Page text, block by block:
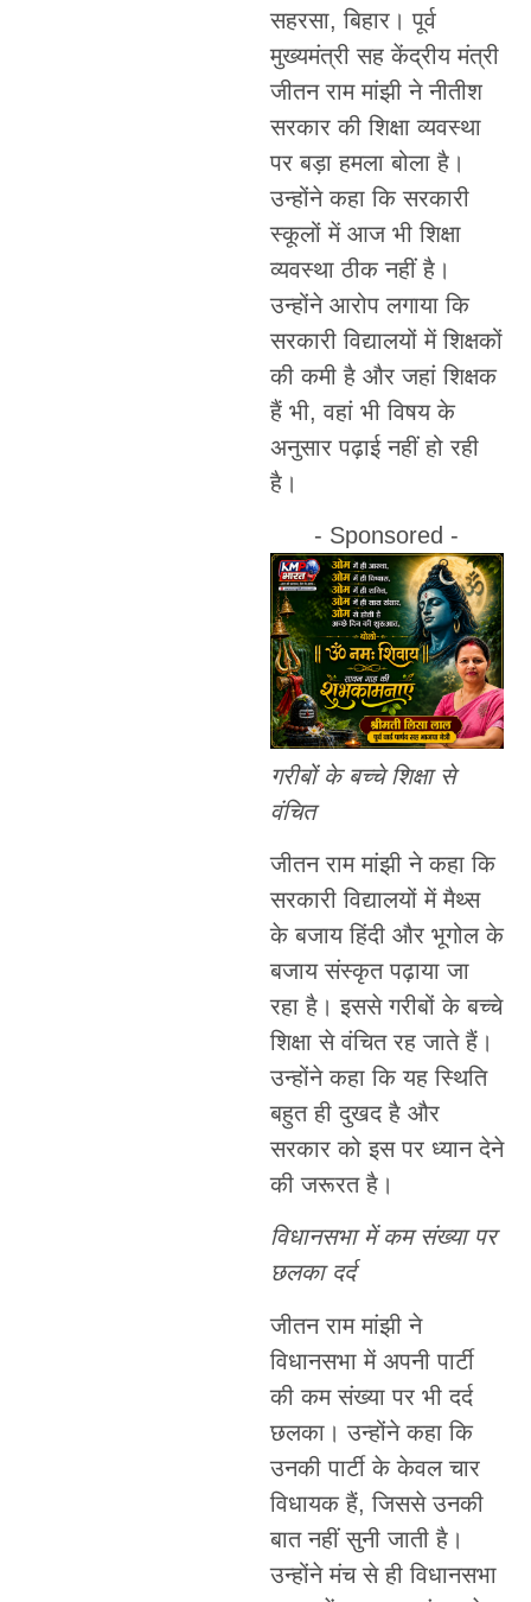
सहरसा, बिहार। पूर्व
मुख्यमंत्री सह केंद्रीय मंत्री
जीतन राम मांझी ने नीतीश
सरकार की शिक्षा व्यवस्था
पर बड़ा हमला बोला है।
उन्होंने कहा कि सरकारी
स्कूलों में आज भी शिक्षा
व्यवस्था ठीक नहीं है।
उन्होंने आरोप लगाया कि
सरकारी विद्यालयों में शिक्षकों
की कमी है और जहां शिक्षक
हैं भी, वहां भी विषय के
अनुसार पढ़ाई नहीं हो रही
है।
- Sponsored -
गरीबों के बच्चे शिक्षा से
वंचित
जीतन राम मांझी ने कहा कि
सरकारी विद्यालयों में मैथ्स
के बजाय हिंदी और भूगोल के
बजाय संस्कृत पढ़ाया जा
रहा है। इससे गरीबों के बच्चे
शिक्षा से वंचित रह जाते हैं।
उन्होंने कहा कि यह स्थिति
बहुत ही दुखद है और
सरकार को इस पर ध्यान देने
की जरूरत है।
विधानसभा में कम संख्या पर
छलका दर्द
जीतन राम मांझी ने
विधानसभा में अपनी पार्टी
की कम संख्या पर भी दर्द
छलका। उन्होंने कहा कि
उनकी पार्टी के केवल चार
विधायक हैं, जिससे उनकी
बात नहीं सुनी जाती है।
उन्होंने मंच से ही विधानसभा